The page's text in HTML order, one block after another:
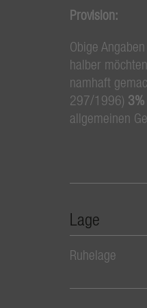
Provision:
Obige
halber
namhaft
297/1996)
allgemeinen
Lage
Ruhelage